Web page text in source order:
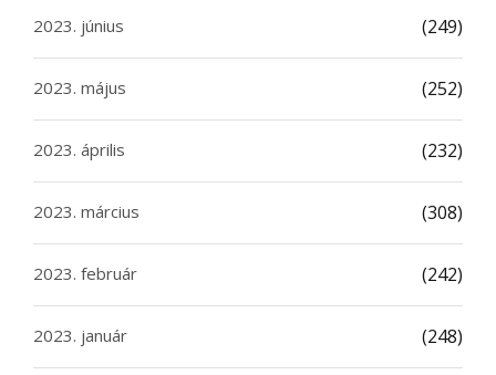
2023. június (249)
2023. május (252)
2023. április (232)
2023. március (308)
2023. február (242)
2023. január (248)